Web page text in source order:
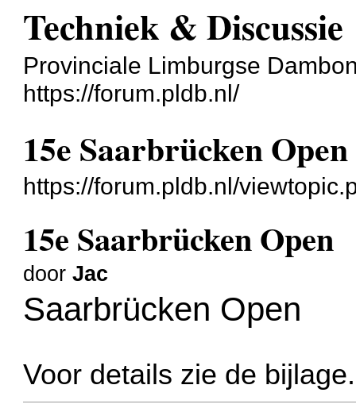
Techniek & Discussie
Provinciale Limburgse
https://forum.pldb.nl/
15e Saarbrücken Open
https://forum.pldb.nl/
15e Saarbrücken Open
doorJac
Saarbrücken Open
Voor details zie de bijlage.